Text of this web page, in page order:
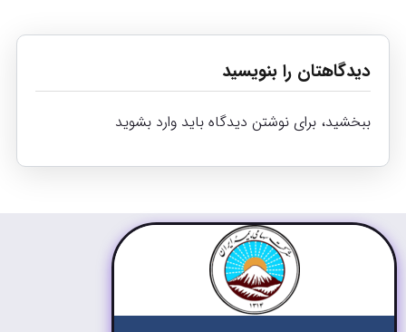
دیدگاهتان را بنویسید
ببخشید، برای نوشتن دیدگاه باید وارد بشوید